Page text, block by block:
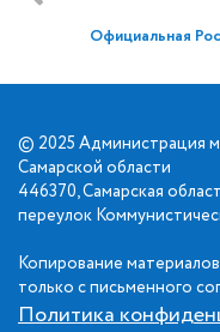
Официальная
© 2025 Администрация
Самарской области
446370, Самарская
переулок
Копирование
только с письменного
Политика